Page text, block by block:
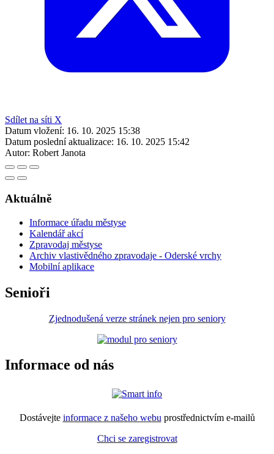
Sdílet na síti X
Datum vložení: 16. 10. 2025 15:38
Datum poslední aktualizace: 16. 10. 2025 15:42
Autor: Robert Janota
Aktuálně
Informace úřadu městyse
Kalendář akcí
Zpravodaj městyse
Archiv vlastivědného zpravodaje - Oderské vrchy
Mobilní aplikace
Senioři
Zjednodušená verze stránek nejen pro seniory
Informace od nás
Dostávejte informace z našeho webu prostřednictvím e-mailů
Chci se zaregistrovat